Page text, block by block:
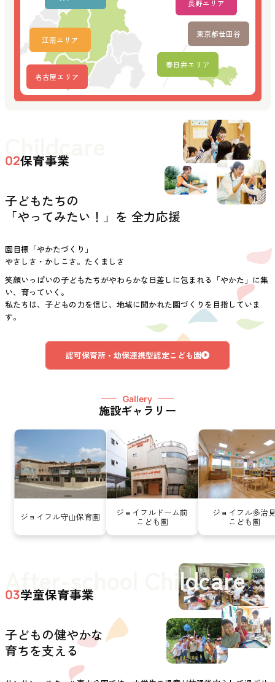
名古屋エリア
江南エリア
春日井エリア
長野エリア
東京都世田谷
Childcare
02保育事業
子どもたちの
「やってみたい！」を 全力応援
園目標「やかたづくり」
やさしさ・かしこさ。たくましさ
笑顔いっぱいの子どもたちがやわらかな日差しに包まれる「やかた」に集
い、育っていく。
私たちは、子どもの力を信じ、地域に開かれた園づくりを目指していま
す。
認可保育所・幼保連携型認定こども園
Gallery
施設ギャラリー
ジョイフル守山保育園 ジョイフルドーム前
こども園
ジョイフル多治
こども園
After-school Childcare
03学童保育事業
子どもの健やかな
育ちを支える